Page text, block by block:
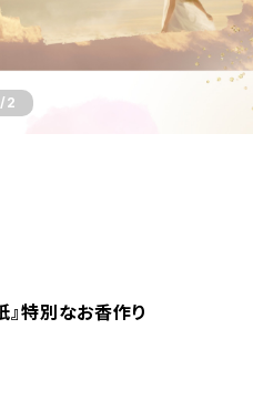
/2
』特別なお香作り